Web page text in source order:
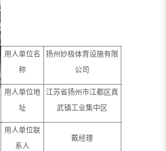
用人单位名
称
扬州妙极体育设施有限
公司
用人单位地
址
江苏省扬州市江都区真
武镇工业集中区
用人单位联
系人
戴经理